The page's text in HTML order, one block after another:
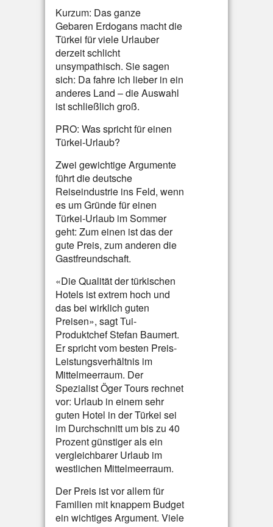
Kurzum: Das ganze
Gebaren Erdogans macht die
Türkei für viele Urlauber
derzeit schlicht
unsympathisch. Sie sagen
sich: Da fahre ich lieber in ein
anderes Land – die Auswahl
ist schließlich groß.
PRO: Was spricht für einen
Türkei-Urlaub?
Zwei gewichtige Argumente
führt die deutsche
Reiseindustrie ins Feld, wenn
es um Gründe für einen
Türkei-Urlaub im Sommer
geht: Zum einen ist das der
gute Preis, zum anderen die
Gastfreundschaft.
«Die Qualität der türkischen
Hotels ist extrem hoch und
das bei wirklich guten
Preisen», sagt Tui-
Produktchef Stefan Baumert.
Er spricht vom besten Preis-
Leistungsverhältnis im
Mittelmeerraum. Der
Spezialist Öger Tours rechnet
vor: Urlaub in einem sehr
guten Hotel in der Türkei sei
im Durchschnitt um bis zu 40
Prozent günstiger als ein
vergleichbarer Urlaub im
westlichen Mittelmeerraum.
Der Preis ist vor allem für
Familien mit knappem Budget
ein wichtiges Argument. Viele